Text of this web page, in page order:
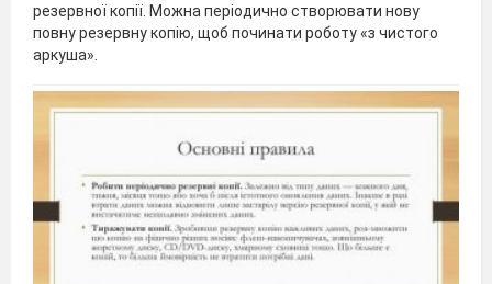
резервної копії. Можна періодично створювати нову
повну резервну копію, щоб по­чинати роботу «з чистого
аркуша».